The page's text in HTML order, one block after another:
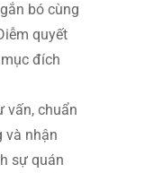
bó cùng
quyết
đích
vấn, chuẩn
và nhận
sự quán